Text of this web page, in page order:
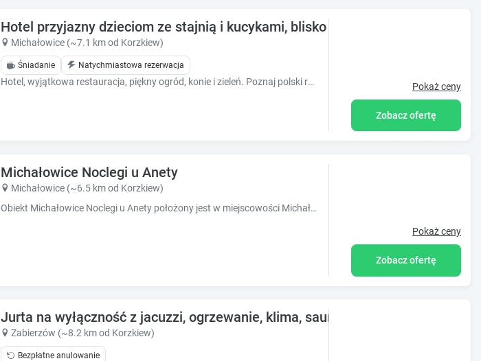
s
f
o
r
c
n
g
d
Hotel przyjazny dzieciom ze stajnią i kucykami, blisko Krakowa
Michałowice (~7.1 km od Korzkiew)
Śniadanie Natychmiastowa rezerwacja
Hotel, wyjątkowa restauracja, piękny ogród, konie i zieleń. Poznaj polski relaks w nowoczesnym wydaniu. Pokaż ceny
Zobacz ofertę
Michałowice Noclegi u Anety
Michałowice (~6.5 km od Korzkiew)
Obiekt Michałowice Noclegi u Anety położony jest w miejscowości Michałowice i oferuje widok na ogród. Odległość ważnych miejsc od obiektu: P
Pokaż ceny
Zobacz ofertę
Jurta na wyłączność z jacuzzi, ogrzewanie, klima, sauna, blisko lasu.
Zabierzów (~8.2 km od Korzkiew)
Bezpłatne anulowanie